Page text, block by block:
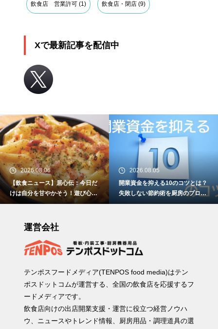
飲食店 営業許可 (1) 飲食店・閉店 (9)
Xで最新記事を配信中
2026.08.06
【飲食ニュース】居心伝：今日だ
けは自分を甘やかそう！遊び心あ
ふれる「背徳グルメ ギルティ祭
2026.08.05
開業資金を抑える10のコツとは？
失敗しない節約術を厨房のプロが
徹底解説！
運営会社
テンポスフードメディア(TENPOS food media)はテン
ポスドットコムが運営する、全国の飲食店を応援するフ
ードメディアです。
飲食店向けの出店開業支援・運営に役立つ経営ノウハ
ウ、ニュースやトレンド情報、厨房用品・調理道具の選